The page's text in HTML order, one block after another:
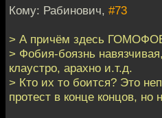
Кому: Рабинович, #73
> А причём здесь
> Фобия-боязнь
клаустро, арахно и.т.д.
> Кто их то боится? Это
протест в конце концов, но